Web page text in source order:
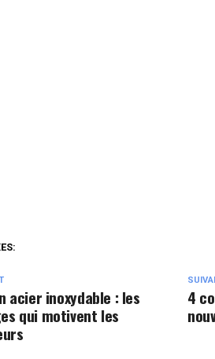
4
acier inoxydable : les
qui motivent les